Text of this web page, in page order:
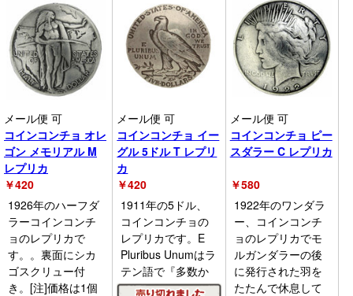
メール便 可
コインコンチョ オレ
ゴン メモリアル M
レプリカ
￥420
1926年のハーフダ
ラーコインコンチ
ョのレプリカで
す。。裏面にシカ
ゴスクリュー付
き。[注]価格は1個
メール便 可
コインコンチョ イー
グル 5ドル T レプリ
カ
￥420
1911年の5ドル、
コインコンチョの
レプリカです。E
Pluribus Unumはラ
テン語で『多数か
メール便 可
コインコンチョ ピー
スダラー C レプリカ
￥580
1922年のワンダラ
ー、コインコンチ
ョのレプリカでモ
ルガンダラーの後
に発行された羽を
たたんで休息して